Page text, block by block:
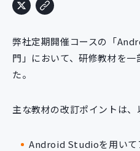
システム構築支援
研修サービス
定型コース
カスタマイズコース
新規開発サービス
弊社定期開催コースの「
門」において、研修教材を
た。
主な教材の改訂ポイントは、
Android Studioを用いて